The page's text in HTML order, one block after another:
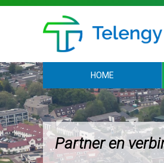
HOME
Partner en